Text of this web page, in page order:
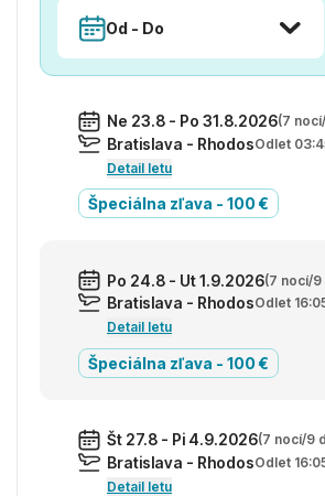
Od - Do
Ne 23.8 - Po 31.8.2026(7
Bratislava - RhodosOdlet
Detail letu
Špeciálna zľava - 100 €
Po 24.8 - Ut 1.9.2026(7 nocí/9
Bratislava - RhodosOdlet
Detail letu
Špeciálna zľava - 100 €
Št 27.8 - Pi 4.9.2026(7 nocí/9
Bratislava - RhodosOdlet
Detail letu